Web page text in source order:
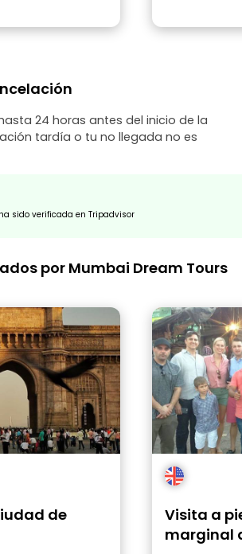
24 horas antes del inicio de la
tardía o tu no llegada no es
sido verificada en Tripadvisor
por Mumbai Dream Tours
de
Visita a
marginal